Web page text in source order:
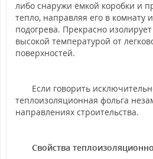
либо снаружи ёмкой коробки и
тепло, направляя его в комнату
подогрева. Прекрасно
высокой температурой от
поверхностей.
Если говорить
теплоизоляционная фольга
направлениях строительства.
Свойства